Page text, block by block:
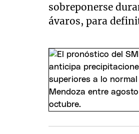
sobreponerse
ávaros, para